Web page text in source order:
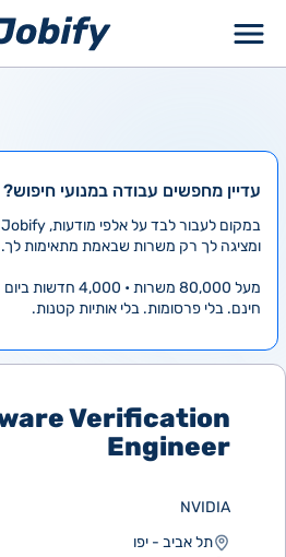
עדיין מחפשים עבודה במנועי
ומציגה לך רק משרות שבאמת מתאימות לך.
מעל 80,000 משרות • 4,000 חדשות ביום
חינם. בלי פרסומות. בלי אותיות קטנות.
Verification
Engineer
NVIDIA
תל אביב - יפו